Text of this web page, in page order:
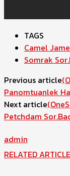
TAGS
Camel
Somrak
Previous article
Panomtuanlek
Next article
Petchdam
admin
RELATED